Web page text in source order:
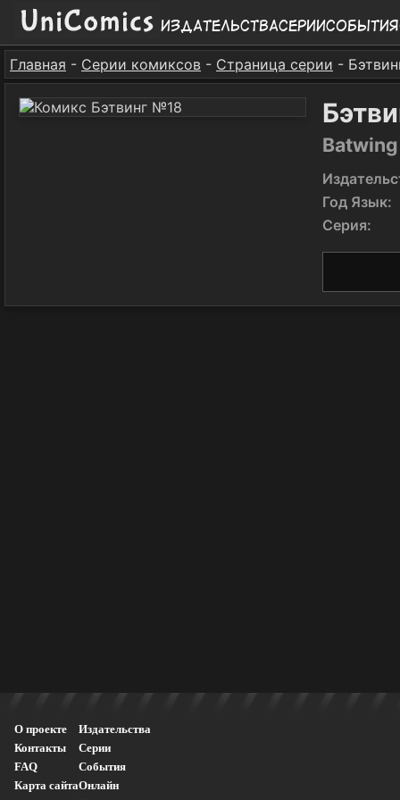
ИздательстваСерииСобытия
Главная - Серии комиксов - Страница серии -
Год Язык:
Серия:
О проекте
Контакты
FAQ
Карта сайта
Издательства
Серии
События
Онлайн